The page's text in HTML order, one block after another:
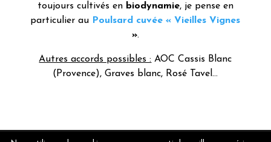
toujours cultivés en biodynamie, je pense en
particulier au Poulsard cuvée « Vieilles Vignes
».
Autres accords possibles : AOC Cassis Blanc
(Provence), Graves blanc, Rosé Tavel…